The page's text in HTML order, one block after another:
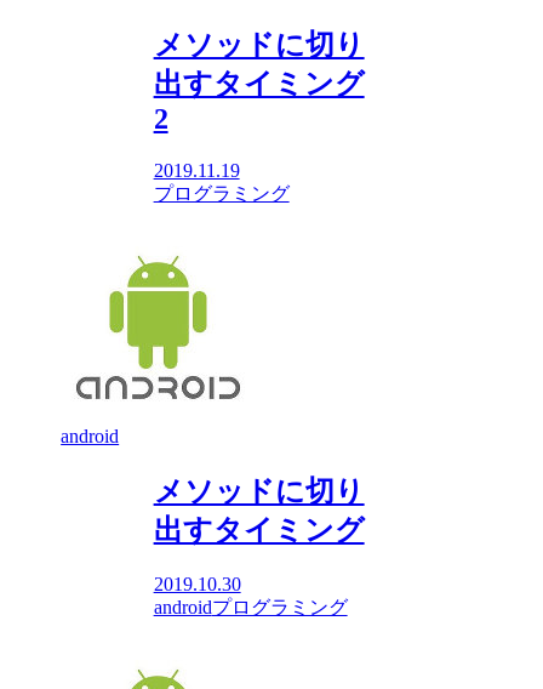
メソッドに切り
出すタイミング
2
2019.11.19
プログラミング
android
メソッドに切り
出すタイミング
2019.10.30
androidプログラミング